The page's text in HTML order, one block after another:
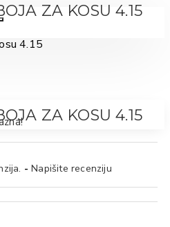
ZA KOSU 4.15
ZA KOSU 4.15
- Napišite recenziju